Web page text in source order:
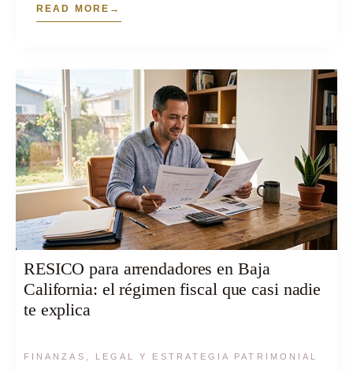
READ MORE
RESICO para arrendadores en Baja
California: el régimen fiscal que casi nadie
te explica
FINANZAS, LEGAL Y ESTRATEGIA PATRIMONIAL